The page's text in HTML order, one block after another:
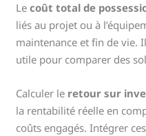
Lecoût total de
liés au projet ou à
maintenance et fin de vie.
utile pour comparer des
Calculer le retour sur
la rentabilité réelle en
coûts engagés. Intégrer